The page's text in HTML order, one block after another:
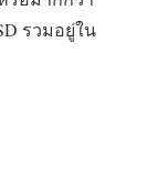
รวมอยู่ใน